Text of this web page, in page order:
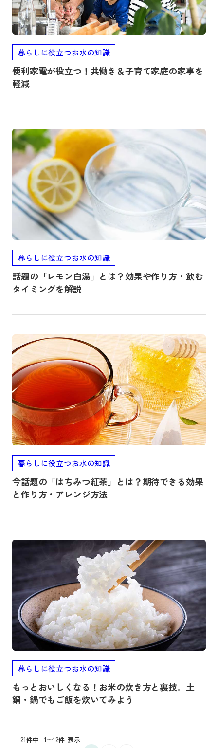
暮らしに役立つお水の知識
便利家電が役立つ！共働き＆子育て家庭の家事を
軽減
暮らしに役立つお水の知識
話題の「レモン白湯」とは？効果や作り方・飲む
タイミングを解説
記事を読む
暮らしに役立つお水の知識
今話題の「はちみつ紅茶」とは？期待できる効果
と作り方・アレンジ方法
記事を読む
暮らしに役立つお水の知識
もっとおいしくなる！お米の炊き方と裏技。土
鍋・鍋でもご飯を炊いてみよう
記事を読む
21件中 1〜12件 表示